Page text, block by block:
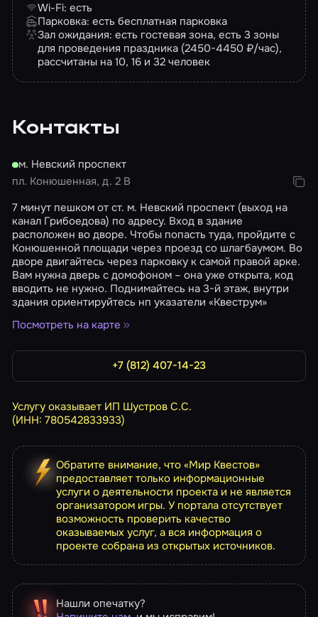
Wi-Fi: есть
Парковка: есть бесплатная парковка
Зал ожидания: есть гостевая зона, есть 3 зоны
для проведения праздника (2450-4450 ₽/час),
рассчитаны на 10, 16 и 32 человек
Контакты
м. Невский проспект
пл. Конюшенная, д. 2 В
7 минут пешком от ст. м. Невский проспект (выход на
канал Грибоедова) по адресу. Вход в здание
расположен во дворе. Чтобы попасть туда, пройдите с
Конюшенной площади через проезд со шлагбаумом. Во
дворе двигайтесь через парковку к самой правой арке.
Вам нужна дверь с домофоном – она уже открыта, код
вводить не нужно. Поднимайтесь на 3-й этаж, внутри
здания ориентируйтесь нп указатели «Квеструм»
Посмотреть на карте
+7 (812) 407-14-23
Услугу оказывает ИП Шустров С.С.
(ИНН: 780542833933)
Обратите внимание, что «Мир Квестов»
предоставляет только информационные
услуги о деятельности проекта и не является
организатором игры. У портала отсутствует
возможность проверить качество
оказываемых услуг, а вся информация о
проекте собрана из открытых источников.
Нашли опечатку?